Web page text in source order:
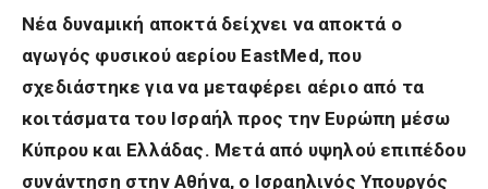
Νέα δυναμική αποκτά δείχνει να αποκτά ο
αγωγός φυσικού αερίου EastMed, που
σχεδιάστηκε για να μεταφέρει αέριο από τα
κοιτάσματα του Ισραήλ προς την Ευρώπη μέσω
Κύπρου και Ελλάδας. Μετά από υψηλού επιπέδου
συνάντηση στην Αθήνα, ο Ισραηλινός Υπουργός